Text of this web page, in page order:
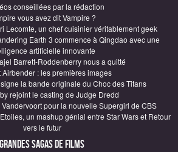
conseillées par la rédaction
vous avez dit Vampire ?
Lecomte, un chef cuisinier véritablement geek
Earth 3 commence à Qingdao avec une
artificielle innovante
Barrett-Roddenberry nous a quitté
Airbender : les premières images
la bande originale du Choc des Titans
rejoint le casting de Judge Dredd
pour la nouvelle Supergirl de CBS
un mashup génial entre Star Wars et Retour
vers le futur
Grandes sagas de Films